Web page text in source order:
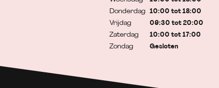
Donderdag
Vrijdag
Zaterdag
Zondag
10:00 tot 18:00
09:30 tot 20:00
10:00 tot 17:00
Gesloten